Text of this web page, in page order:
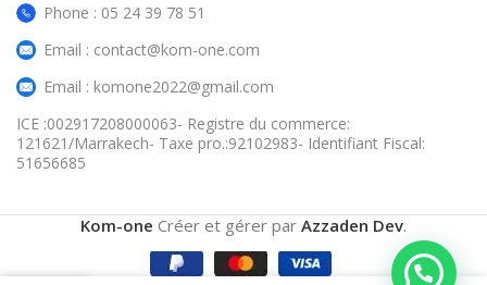
Phone : 05 24 39 78 51
Email : contact@kom-one.com
Email : komone2022@gmail.com
ICE :002917208000063- Registre du commerce:
121621/Marrakech- Taxe pro.:92102983- Identifiant Fiscal:
51656685
Kom-one Créer et gérer par Azzaden Dev.